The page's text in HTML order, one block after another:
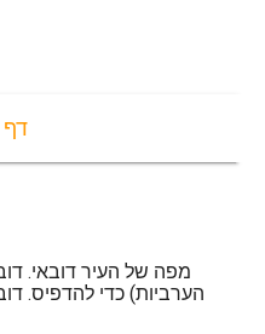
דף
מפה של העיר דובאי.
הערביות) כדי להדפיס.